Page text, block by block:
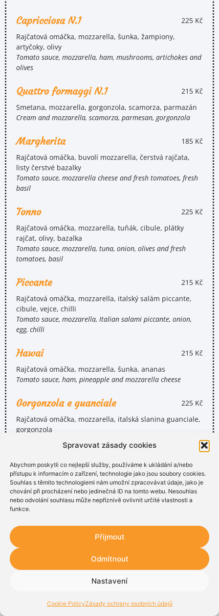
Spravovat zásady cookies
Abychom poskytli co nejlepší služby, používáme k ukládání a/nebo
přístupu k informacím o zařízení, technologie jako jsou soubory cookies.
Souhlas s těmito technologiemi nám umožní zpracovávat údaje, jako je
chování při procházení nebo jedinečná ID na tomto webu. Nesouhlas
nebo odvolání souhlasu může nepříznivě ovlivnit určité vlastnosti a
funkce.
Přijmout
Odmítnout
Nastavení
Cookie PolicyZásady ochrany osobních údajů
Capricciosa N.1
225 Kč
Rajčatová omáčka, mozzarella, šunka, žampiony,
artyčoky, olivy
Tomato sauce, mozzarella, ham, mushrooms, artichokes and
olives
Quattro formaggi N.1
215 Kč
Smetana, mozzarella, gorgonzola, scamorza, parmazán
Cream and mozzarella, scamorza, parmesan, gorgonzola
Margherita
185 Kč
Rajčatová omáčka, buvolí mozzarella, čerstvá rajčata,
listy čerstvé bazalky
Tomato sauce, mozzarella cheese and fresh tomatoes, fresh
basil
Tonno
225 Kč
Rajčatová omáčka, mozzarella, tuňák, cibule, plátky
rajčat, olivy, bazalka
Tomato sauce, mozzarella, tuna, onion, olives and fresh
tomatoes, basil
Piccante
215 Kč
Rajčatová omáčka, mozzarella, italský salám piccante,
cibule, vejce, chilli
Tomato sauce, mozzarella, Italian salami piccante, onion,
egg, chilli
Hawai
215 Kč
Rajčatová omáčka, mozzarella, šunka, ananas
Tomato sauce, ham, pineapple and mozzarella cheese
Gorgonzola e guanciale
225 Kč
Rajčatová omáčka, mozzarella, italská slanina guanciale,
gorgonzola
Tomato sauce, mozzarella, guanciale bacon, gorgonzola
Pollo
215 Kč
Rajčatová omáčka, mozzarella, kuřecí maso, zakysaná
smetana, kukuřice, jarní cibulka
Tomato sauce, mozzarella, chicken meat, sour cream, corn,
Napoletana nuova
225 Kč
Rajčatová omáčka, mozzarella, ančovičky, olivy, bazalka,
sušená rajčata, kapary
Tomato sauce, anchovies, olives, basil, dried tomatoes,